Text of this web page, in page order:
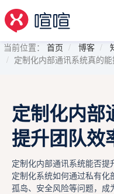
当前位置： 首页 博客
定制化内部通讯系统真的能
定制化内部
提升团队效
定制化内部通讯系统能否
定制化系统如何通过私有
孤岛、安全风险等问题，成